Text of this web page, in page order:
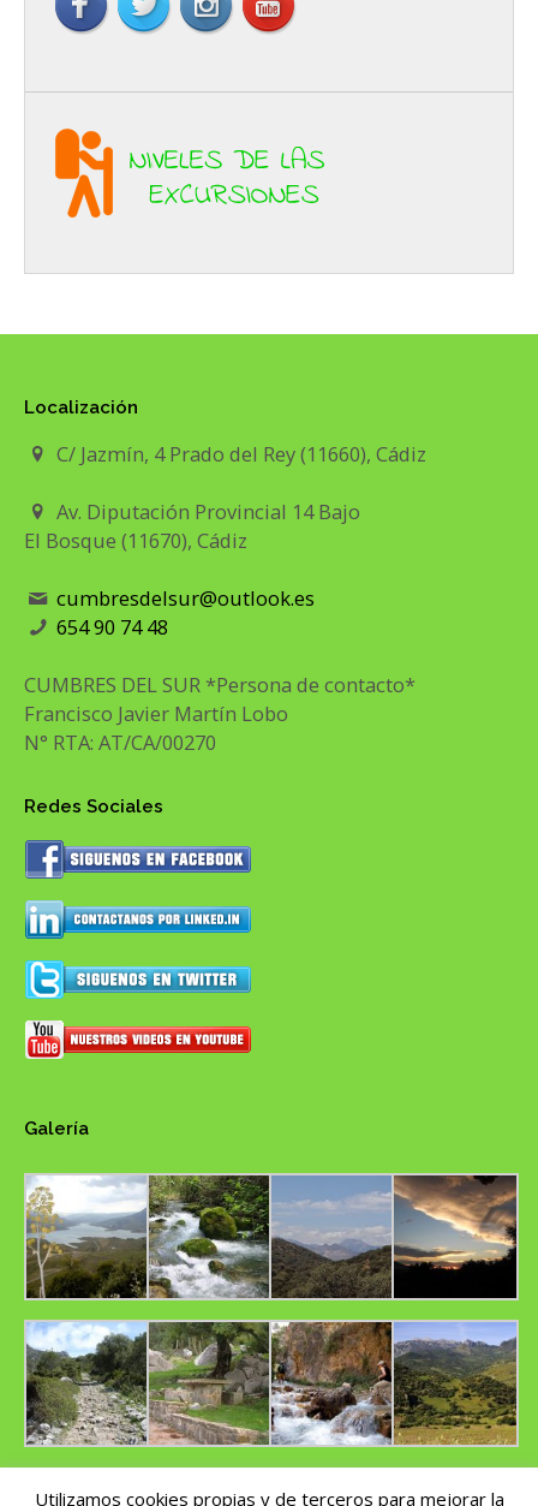
Localización
C/ Jazmín, 4 Prado del Rey (11660), Cádiz
Av. Diputación Provincial 14 Bajo
El Bosque (11670), Cádiz
cumbresdelsur@outlook.es
654 90 74 48
CUMBRES DEL SUR *Persona de contacto*
Francisco Javier Martín Lobo
N° RTA: AT/CA/00270
Redes Sociales
Galería
Utilizamos cookies propias y de terceros para mejorar la